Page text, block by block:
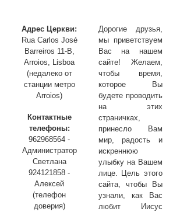
превозносится»
Адрес Церкви:
Rua Carlos José
Barreiros 11-B,
Arroios, Lisboa
(недалеко от
станции метро
Arroios)
Контактные
телефоны:
962968564 -
Администратор
Светлана
924121858 -
Алексей
(телефон
доверия)
Дорогие друзья,
мы приветствуем
Вас на нашем
сайте! Желаем,
чтобы время,
которое Вы
будете проводить
на этих
страничках,
принесло Вам
мир, радость и
искреннюю
улыбку на Вашем
лице. Цель этого
сайта, чтобы Вы
узнали, как Вас
любит Иисус